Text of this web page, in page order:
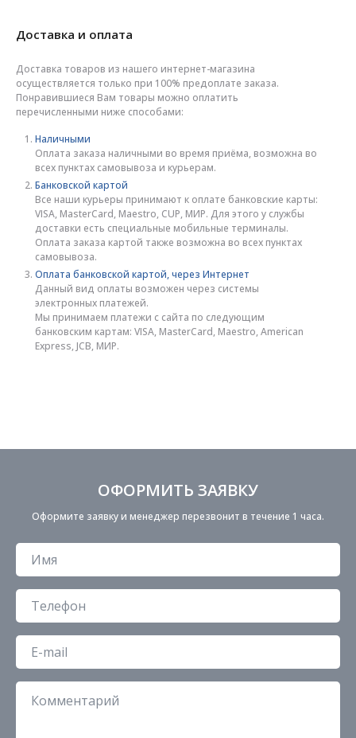
Доставка и оплата
Доставка товаров из нашего интернет-магазина
осуществляется только при 100% предоплате заказа.
Понравившиеся Вам товары можно оплатить
перечисленными ниже способами:
Наличными
Оплата заказа наличными во время приёма, возможна во
всех пунктах самовывоза и курьерам.
Банковской картой
Все наши курьеры принимают к оплате банковские карты:
VISA, MasterCard, Maestro, CUP, МИР. Для этого у службы
доставки есть специальные мобильные терминалы.
Оплата заказа картой также возможна во всех пунктах
самовывоза.
Оплата банковской картой, через Интернет
Данный вид оплаты возможен через системы
электронных платежей.
Мы принимаем платежи с сайта по следующим
банковским картам: VISA, MasterCard, Maestro, American
Express, JCB, МИР.
ОФОРМИТЬ ЗАЯВКУ
Оформите заявку и менеджер перезвонит в течение 1 часа.